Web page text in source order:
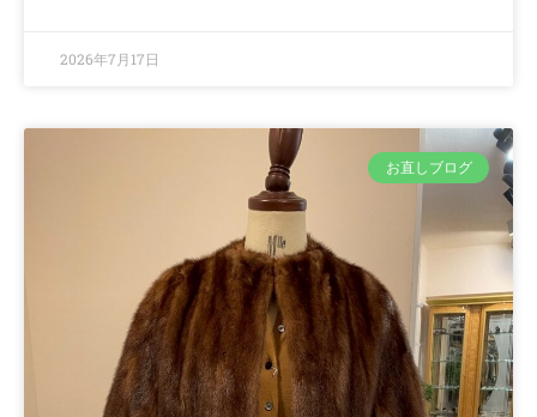
2026年7月17日
お直しブログ